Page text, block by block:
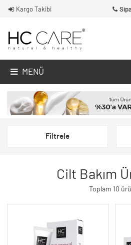
Kargo Takibi
MENÜ
Filtrele
Cilt Bakım
Toplam 10